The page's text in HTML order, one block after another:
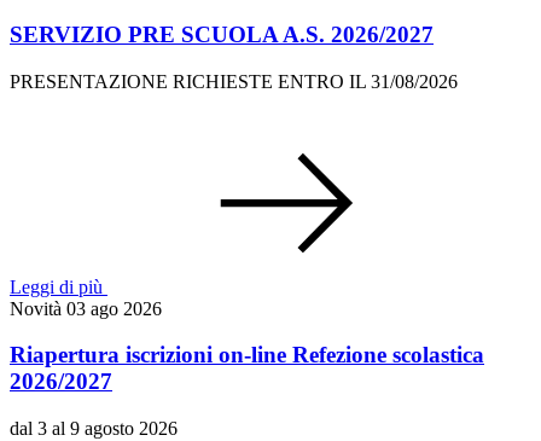
SERVIZIO PRE SCUOLA A.S. 2026/2027
PRESENTAZIONE RICHIESTE ENTRO IL 31/08/2026
Leggi di più
Novità 03 ago 2026
Riapertura iscrizioni on-line Refezione scolastica
2026/2027
dal 3 al 9 agosto 2026